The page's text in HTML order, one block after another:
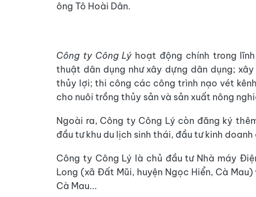
ông Tô Hoài Dân.
Công ty Công Lýhoạt động chính trong
thuật dân dụng như xây dựng dân dụng;
thủy lợi; thi công các công trình nạo vét
cho nuôi trồng thủy sản và sản xuất nông
Ngoài ra, Công ty Công Lý còn đăng ký
đầu tư khu du lịch sinh thái, đầu tư kinh
Công ty Công Lý là chủ đầu tư Nhà máy
Long (xã Đất Mũi, huyện Ngọc Hiển, Cà
Cà Mau...